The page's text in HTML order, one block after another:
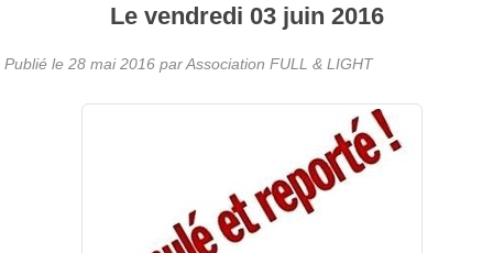
Le vendredi 03 juin 2016
Publié le 28 mai 2016 par Association FULL & LIGHT